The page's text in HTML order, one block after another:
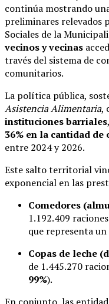
continúa mostrando
preliminares relevados
Sociales de la
vecinos y vecinas
través del sistema de
comunitarios.
La política pública,
Asistencia Alimentaria,
instituciones barriales
36% en la cantidad
entre 2024 y 2026.
Este salto territorial
exponencial en las
Comedores
1.192.409
que representa
Copas de leche
de 1.445.270
99%).